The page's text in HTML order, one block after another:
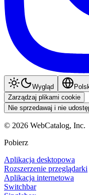
Wygląd
Zarządzaj plikami cookie
Nie sprzedawaj i nie
© 2026 WebCatalog, Inc.
Pobierz
Aplikacja desktopowa
Rozszerzenie przeglądarki
Aplikacja internetowa
Switchbar